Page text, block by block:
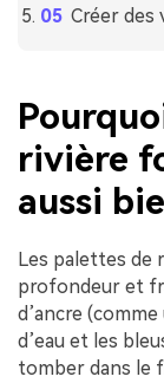
Créer des
rivière
aussi
Les palettes de
profondeur et
d’ancre
d’eau et les
tomber dans le